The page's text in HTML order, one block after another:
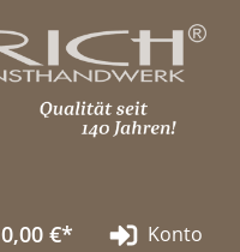
0,00 €* Konto